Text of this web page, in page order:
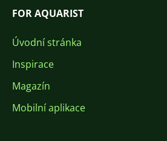
FOR AQUARIST
Úvodní stránka
Inspirace
Magazín
Mobilní aplikace